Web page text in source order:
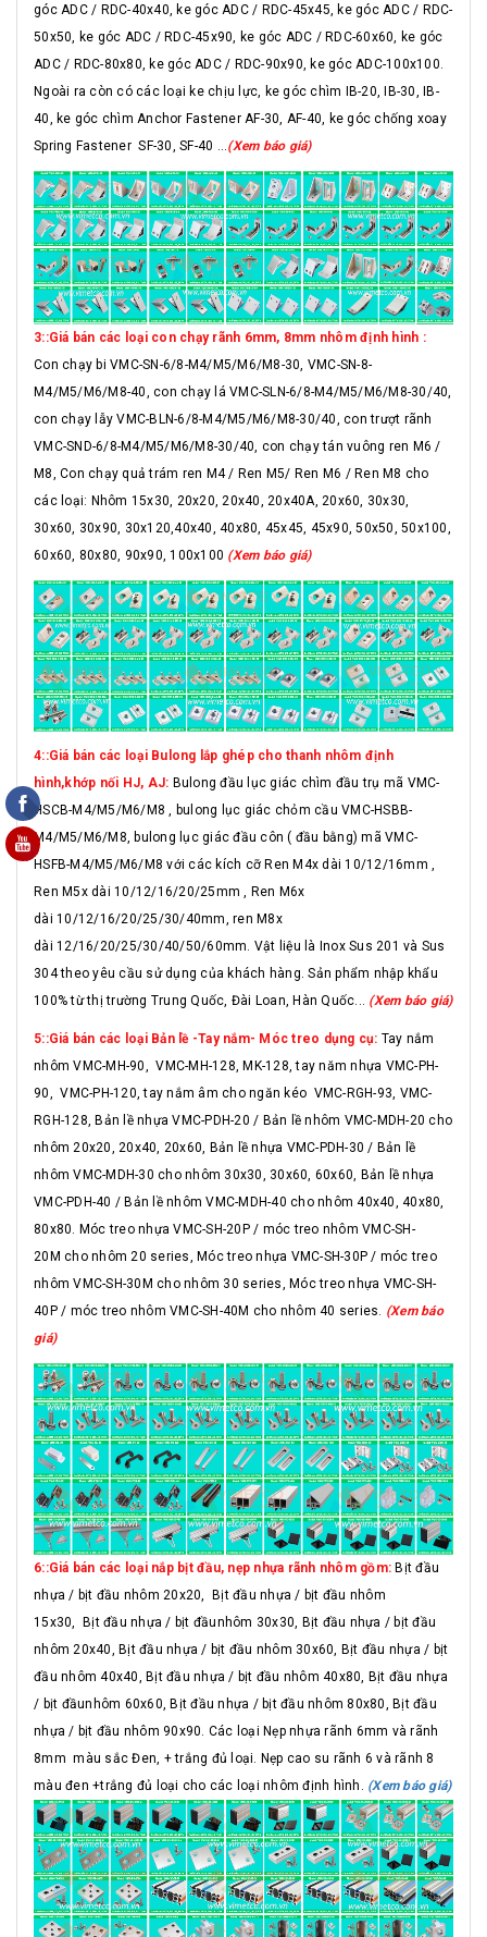
góc ADC / RDC-40x40, ke góc ADC / RDC-45x45, ke góc ADC / RDC-
50x50, ke góc ADC / RDC-45x90, ke góc ADC / RDC-60x60, ke góc
ADC / RDC-80x80, ke góc ADC / RDC-90x90, ke góc ADC-100x100.
Ngoài ra còn có các loại ke chịu lực, ke góc chìm IB-20, IB-30, IB-
40, ke góc chìm Anchor Fastener AF-30, AF-40, ke góc chống xoay
Spring Fastener SF-30, SF-40 ...(Xem báo giá)
3::Giá bán các loại con chạy rãnh 6mm, 8mm nhôm định hình :
Con chạy bi VMC-SN-6/8-M4/M5/M6/M8-30, VMC-SN-8-
M4/M5/M6/M8-40, con chạy lá VMC-SLN-6/8-M4/M5/M6/M8-30/40,
con chạy lẫy VMC-BLN-6/8-M4/M5/M6/M8-30/40, con trượt rãnh
VMC-SND-6/8-M4/M5/M6/M8-30/40, con chạy tán vuông ren M6 /
M8, Con chạy quả trám ren M4 / Ren M5/ Ren M6 / Ren M8 cho
các loại: Nhôm 15x30, 20x20, 20x40, 20x40A, 20x60, 30x30,
30x60, 30x90, 30x120,40x40, 40x80, 45x45, 45x90, 50x50, 50x100,
60x60, 80x80, 90x90, 100x100 (Xem báo giá)
4::Giá bán các loại Bulong lắp ghép cho thanh nhôm định
hình,khớp nối HJ, AJ: Bulong đầu lục giác chìm đầu trụ mã VMC-
HSCB-M4/M5/M6/M8 , bulong lục giác chỏm cầu VMC-HSBB-
M4/M5/M6/M8, bulong lục giác đầu côn ( đầu bằng) mã VMC-
HSFB-M4/M5/M6/M8 với các kích cỡ Ren M4x dài 10/12/16mm ,
Ren M5x dài 10/12/16/20/25mm , Ren M6x
dài 10/12/16/20/25/30/40mm, ren M8x
dài 12/16/20/25/30/40/50/60mm. Vật liệu là Inox Sus 201 và Sus
304 theo yêu cầu sử dụng của khách hàng. Sản phẩm nhập khẩu
100% từ thị trường Trung Quốc, Đài Loan, Hàn Quốc... (Xem báo giá)
5::Giá bán các loại Bản lề -Tay nắm- Móc treo dụng cụ: Tay nắm
nhôm VMC-MH-90, VMC-MH-128, MK-128, tay năm nhựa VMC-PH-
90, VMC-PH-120, tay nắm âm cho ngăn kéo VMC-RGH-93, VMC-
RGH-128, Bản lề nhựa VMC-PDH-20 / Bản lề nhôm VMC-MDH-20 cho
nhôm 20x20, 20x40, 20x60, Bản lề nhựa VMC-PDH-30 / Bản lề
nhôm VMC-MDH-30 cho nhôm 30x30, 30x60, 60x60, Bản lề nhựa
VMC-PDH-40 / Bản lề nhôm VMC-MDH-40 cho nhôm 40x40, 40x80,
80x80. Móc treo nhựa VMC-SH-20P / móc treo nhôm VMC-SH-
20M cho nhôm 20 series, Móc treo nhựa VMC-SH-30P / móc treo
nhôm VMC-SH-30M cho nhôm 30 series, Móc treo nhựa VMC-SH-
40P / móc treo nhôm VMC-SH-40M cho nhôm 40 series. (Xem báo
giá)
6::Giá bán các loại nắp bịt đầu, nẹp nhựa rãnh nhôm gồm:Bịt đầu
nhựa / bịt đầu nhôm 20x20, Bịt đầu nhựa / bịt đầu nhôm
15x30, Bịt đầu nhựa / bịt đầunhôm 30x30, Bịt đầu nhựa / bịt đầu
nhôm 20x40, Bịt đầu nhựa / bịt đầu nhôm 30x60, Bịt đầu nhựa / bịt
đầu nhôm 40x40, Bịt đầu nhựa / bịt đầu nhôm 40x80, Bịt đầu nhựa
/ bịt đầunhôm 60x60, Bịt đầu nhựa / bịt đầu nhôm 80x80, Bịt đầu
nhựa / bịt đầu nhôm 90x90. Các loại Nẹp nhựa rãnh 6mm và rãnh
8mm màu sắc Đen, + trắng đủ loại. Nẹp cao su rãnh 6 và rãnh 8
màu đen +trắng đủ loại cho các loại nhôm định hình. (Xem báo giá)